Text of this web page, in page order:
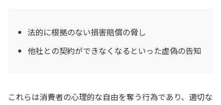
法的に根拠のない損害賠償の脅し
他社との契約ができなくなるといった虚偽の告知
これらは消費者の心理的な自由を奪う行為であり、適切な